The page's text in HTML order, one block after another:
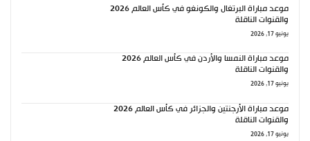
موعد مباراة البرتغال والكونغو في كأس العالم 2026
والقنوات الناقلة
يونيو 17, 2026
موعد مباراة النمسا والأردن في كأس العالم 2026
والقنوات الناقلة
يونيو 17, 2026
موعد مباراة الأرجنتين والجزائر في كأس العالم 2026
والقنوات الناقلة
يونيو 17, 2026